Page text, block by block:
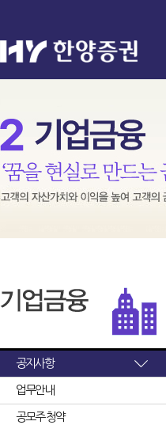
공지사항
업무안내
공모주 청약